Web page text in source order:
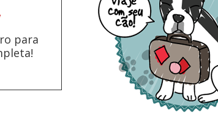
para